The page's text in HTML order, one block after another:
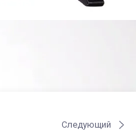
Следующий